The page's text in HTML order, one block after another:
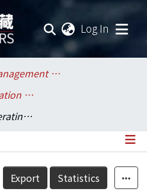
Log In
College of Management / 管理學院
Business Administration / 工商管理學系暨商學研究所
Exploring the moderating roles of perceived person-job fit and person-organization fit on the relationship between training investment and knowledge workers’turnover intentions" Chang, H. T.; Chi, N. W.; & Chuang, A."
Details
Export Statistics